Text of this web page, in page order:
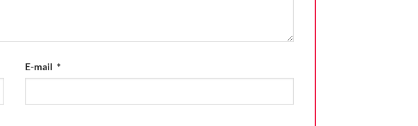
E-mail *